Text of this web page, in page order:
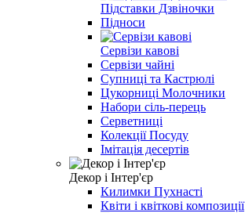
Підставки Дзвіночки
Підноси
Сервізи кавові
Сервізи чайні
Супниці та Кастрюлі
Цукорниці Молочники
Набори сіль-перець
Серветниці
Колекції Посуду
Iмітація десертів
Декор і Інтер'єр
Килимки Пухнасті
Квіти і квіткові композиції